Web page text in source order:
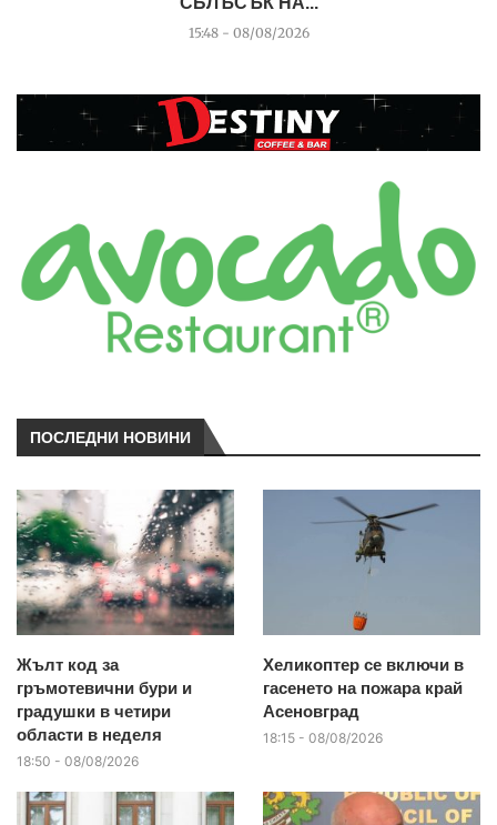
15:48 - 08/08/2026
ПОСЛЕДНИ НОВИНИ
Жълт код за
гръмотевични бури и
градушки в четири
области в неделя
18:50 - 08/08/2026
Хеликоптер се включи в
гасенето на пожара край
Асеновград
18:15 - 08/08/2026